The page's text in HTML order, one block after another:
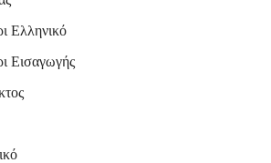
Ελληνικό
Εισαγωγής